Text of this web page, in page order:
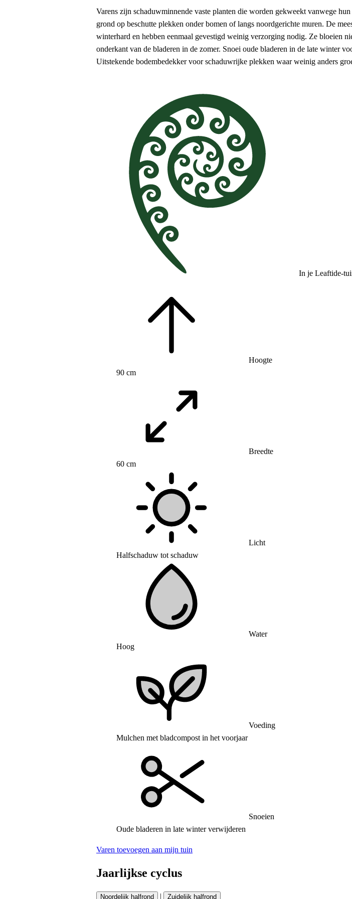
Varens zijn schaduwminnende vaste planten die worden gekweekt vanwege
grond op beschutte plekken onder bomen of langs noordgerichte muren. De
winterhard en hebben eenmaal gevestigd weinig verzorging nodig. Ze bloeien
onderkant van de bladeren in de zomer. Snoei oude bladeren in de late winter
Uitstekende bodembedekker voor schaduwrijke plekken waar weinig anders
In je Leaftide-
Hoogte
90 cm
Breedte
60 cm
Licht
Halfschaduw tot schaduw
Water
Hoog
Voeding
Mulchen met bladcompost in het voorjaar
Snoeien
Oude bladeren in late winter verwijderen
Varen toevoegen aan mijn tuin
Jaarlijkse cyclus
Noordelijk halfrond | Zuidelijk halfrond